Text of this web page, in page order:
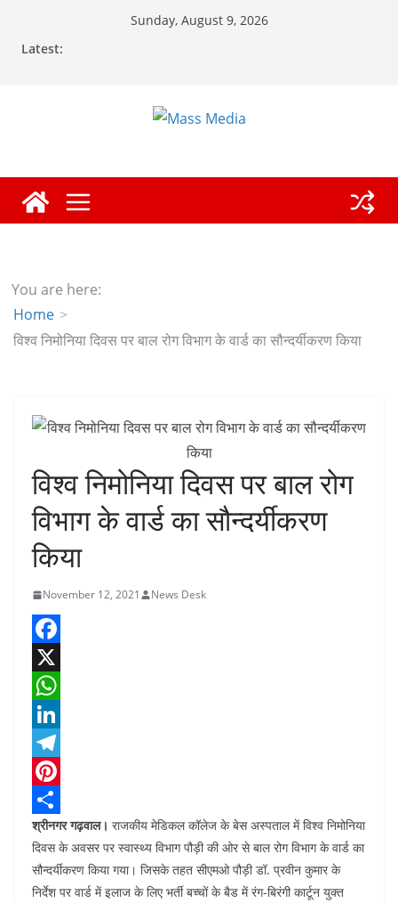
Sunday, August 9, 2026
Latest:
You are here:
Home
विश्व निमोनिया दिवस पर बाल रोग विभाग के वार्ड का सौन्दर्यीकरण किया
विश्व निमोनिया दिवस पर बाल रोग
विभाग के वार्ड का सौन्दर्यीकरण
किया
November 12, 2021 News Desk
F
a
c
e
b
o
o
k
X
W
h
a
s
A
p
L
n
k
e
d
T
e
l
e
g
P
i
n
t
S
h
a
श्रीनगर गढ़वाल। राजकीय मेडिकल कॉलेज के बेस अस्पताल में विश्व निमोनिया
दिवस के अवसर पर स्वास्थ्य विभाग पौड़ी की ओर से बाल रोग विभाग के वार्ड का
सौन्दर्यीकरण किया गया। जिसके तहत सीएमओ पौड़ी डॉ. प्रवीन कुमार के
निर्देश पर वार्ड में इलाज के लिए भर्ती बच्चों के बैड में रंग-बिरंगी कार्टून युक्त